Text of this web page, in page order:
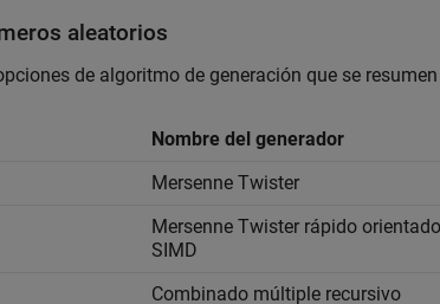
aleatorios
de algoritmo de generación que se
Nombre del generador
Mersenne Twister
Mersenne Twister rápido
SIMD
Combinado múltiple recursivo